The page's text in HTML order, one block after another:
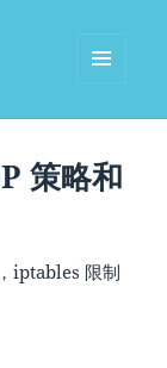
策略和
iptables 限制